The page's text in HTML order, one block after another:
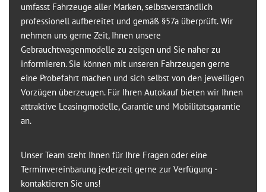
umfasst Fahrzeuge aller Marken, selbstverständlich
professionell aufbereitet und gemäß §57a überprüft. Wir
nehmen uns gerne Zeit, Ihnen unsere
Gebrauchtwagenmodelle zu zeigen und Sie näher zu
informieren. Sie können mit unseren Fahrzeugen gerne
eine Probefahrt machen und sich selbst von den jeweiligen
Vorzügen überzeugen. Für Ihren Autokauf bieten wir Ihnen
attraktive Leasingmodelle, Garantie und Mobilitätsgarantie
an.
Unser Team steht Ihnen für Ihre Fragen oder eine
Terminvereinbarung jederzeit gerne zur Verfügung -
kontaktieren Sie uns!